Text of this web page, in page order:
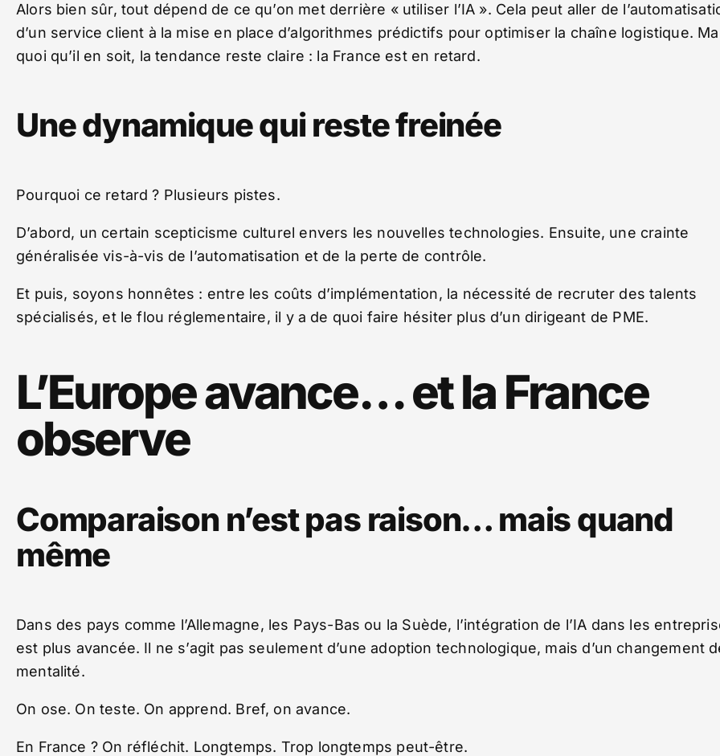
Alors bien sûr, tout dépend de ce qu’on met derrière « utiliser l’IA ». Cela peut aller de
d’un service client à la mise en place d’algorithmes prédictifs pour optimiser la chaîne logistique.
quoi qu’il en soit, la tendance reste claire : la France est en retard.
Une dynamique qui reste freinée
Pourquoi ce retard ? Plusieurs pistes.
D’abord, un certain scepticisme culturel envers les nouvelles technologies. Ensuite, une crainte
généralisée vis-à-vis de l’automatisation et de la perte de contrôle.
Et puis, soyons honnêtes : entre les coûts d’implémentation, la nécessité de recruter des talents
spécialisés, et le flou réglementaire, il y a de quoi faire hésiter plus d’un dirigeant de PME.
L’Europe avance… et la France
observe
Comparaison n’est pas raison… mais quand
même
Dans des pays comme l’Allemagne, les Pays-Bas ou la Suède, l’intégration de l’IA dans les
est plus avancée. Il ne s’agit pas seulement d’une adoption technologique, mais d’un changement
mentalité.
On ose. On teste. On apprend. Bref, on avance.
En France ? On réfléchit. Longtemps. Trop longtemps peut-être.